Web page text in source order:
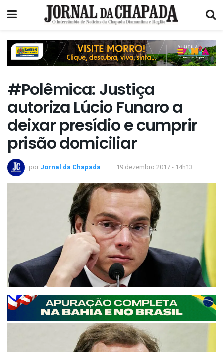
#Polêmica: Justiça
autoriza Lúcio Funaro a
deixar presídio e cumprir
prisão domiciliar
por Jornal da Chapada 19 dezembro 2017 - 14h13